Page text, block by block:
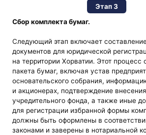
Этап 3
Сбор комплекта бумаг.
Следующий этап включает
документов для юридической
на территории Хорватии. Этот процесс
пакета бумаг, включая устав
основательского собрания,
и акционерах, подтверждение
учредительного фонда, а также иные
для регистрации избранной формы
должны быть оформлены в
законами и заверены в нотариальной